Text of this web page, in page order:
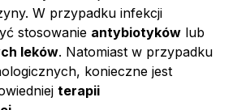
W przypadku infekcji
stosowanie antybiotyków lub
leków. Natomiast w przypadku
konieczne jest
terapii